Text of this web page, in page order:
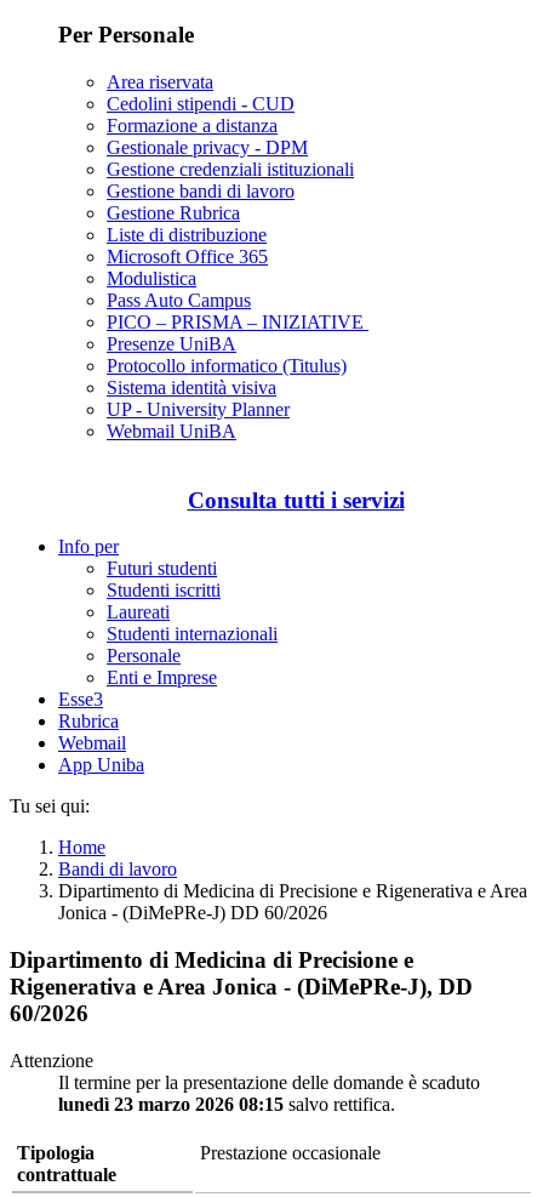
Per Personale
Area riservata
Cedolini stipendi - CUD
Formazione a distanza
Gestionale privacy - DPM
Gestione credenziali istituzionali
Gestione bandi di lavoro
Gestione Rubrica
Liste di distribuzione
Microsoft Office 365
Modulistica
Pass Auto Campus
PICO – PRISMA – INIZIATIVE
Presenze UniBA
Protocollo informatico (Titulus)
Sistema identità visiva
UP - University Planner
Webmail UniBA
Consulta tutti i servizi
Info per
Futuri studenti
Studenti iscritti
Laureati
Studenti internazionali
Personale
Enti e Imprese
Esse3
Rubrica
Webmail
App Uniba
Tu sei qui:
Home
Bandi di lavoro
Dipartimento di Medicina di Precisione e Rigenerativa e Area
Jonica - (DiMePRe-J) DD 60/2026
Dipartimento di Medicina di Precisione e
Rigenerativa e Area Jonica - (DiMePRe-J), DD
60/2026
Attenzione
Il termine per la presentazione delle domande è scaduto
lunedì 23 marzo 2026 08:15 salvo rettifica.
Tipologia
contrattuale
Prestazione occasionale